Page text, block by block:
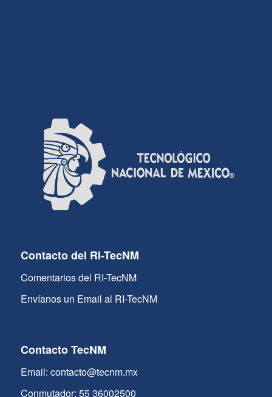
Contacto del RI-TecNM
Comentarios del RI-TecNM
Envíanos un Email al RI-TecNM
Contacto TecNM
Email: contacto@tecnm.mx
Conmutador: 55 36002500